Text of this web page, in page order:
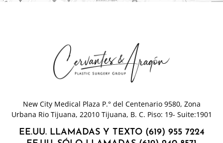
New City Medical Plaza P.° del Centenario 9580, Zona
Urbana Rio Tijuana, 22010 Tijuana, B. C. Piso: 19- Suite:1901
EE.UU. LLAMADAS Y TEXTO (619) 955 7224